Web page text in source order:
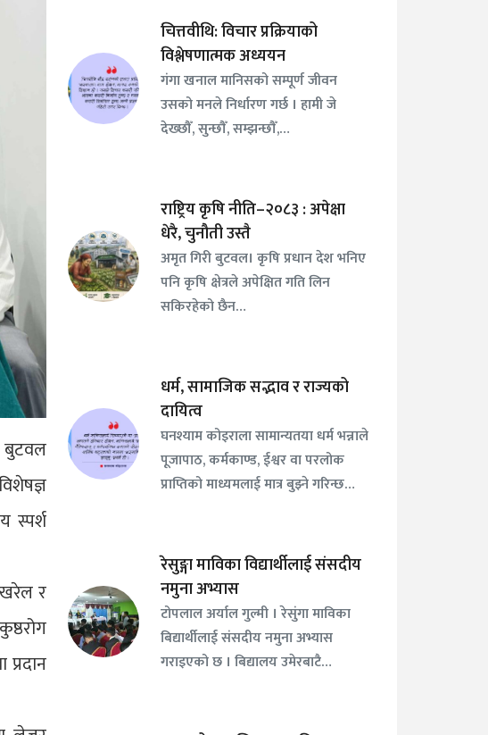
बुटवल
स्पर्श
खरेल र
चित्तवीथि: विचार प्रक्रियाको
विश्लेषणात्मक अध्ययन
गंगा खनाल मानिसको सम्पूर्ण जीवन
उसको मनले निर्धारण गर्छ । हामी जे
देख्छौँ, सुन्छौँ, सम्झन्छौँ,…
राष्ट्रिय कृषि नीति–२०८३ : अपेक्षा
धेरै, चुनौती उस्तै
अमृत गिरी बुटवल। कृषि प्रधान देश भनिए
पनि कृषि क्षेत्रले अपेक्षित गति लिन
सकिरहेको छैन…
धर्म, सामाजिक सद्भाव र राज्यको
दायित्व
घनश्याम कोइराला सामान्यतया धर्म भन्नाले
पूजापाठ, कर्मकाण्ड, ईश्वर वा परलोक
प्राप्तिको माध्यमलाई मात्र बुझ्ने गरिन्छ…
रेसुङ्गा माविका विद्यार्थीलाई संसदीय
नमुना अभ्यास
टोपलाल अर्याल गुल्मी । रेसुंगा माविका
बिद्यार्थीलाई संसदीय नमुना अभ्यास
गराइएको छ । बिद्यालय उमेरबाटै…